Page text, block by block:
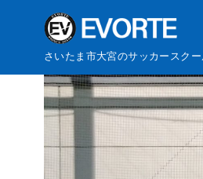
さいたま市大宮のサッカースク